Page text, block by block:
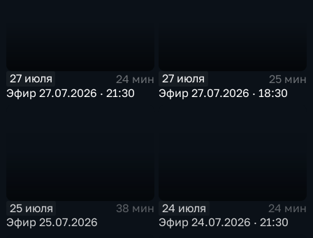
27 июля
24 мин
Эфир 27.07.2026 · 21:30
27 июля
25 мин
Эфир 27.07.2026 · 18:30
25 июля
38 мин
Эфир 25.07.2026
24 июля
24 мин
Эфир 24.07.2026 · 21:30